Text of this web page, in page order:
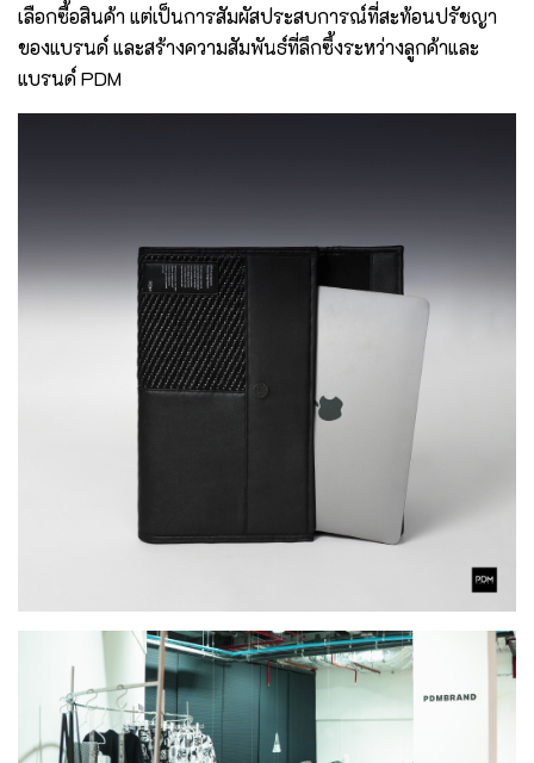
เลือกซื้อสินค้า แต่เป็นการสัมผัสประสบการณ์ที่สะท้อนปรัชญา
ของแบรนด์ และสร้างความสัมพันธ์ที่ลึกซึ้งระหว่างลูกค้าและ
แบรนด์ PDM